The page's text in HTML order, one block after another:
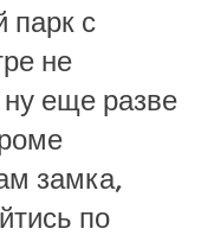
парк с
не
ну еще разве
замка,
по